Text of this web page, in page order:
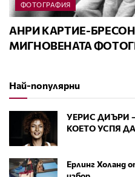
ФОТОГРАФИЯ
АНРИ КАРТИЕ-
МИГНОВЕНАТА
Най-популярни
УЕРИС ДИЪРИ
КОЕТО УСПЯ
Ерлинг Холанд